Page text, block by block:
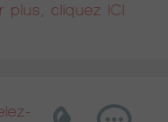
plus, cliquez ICI